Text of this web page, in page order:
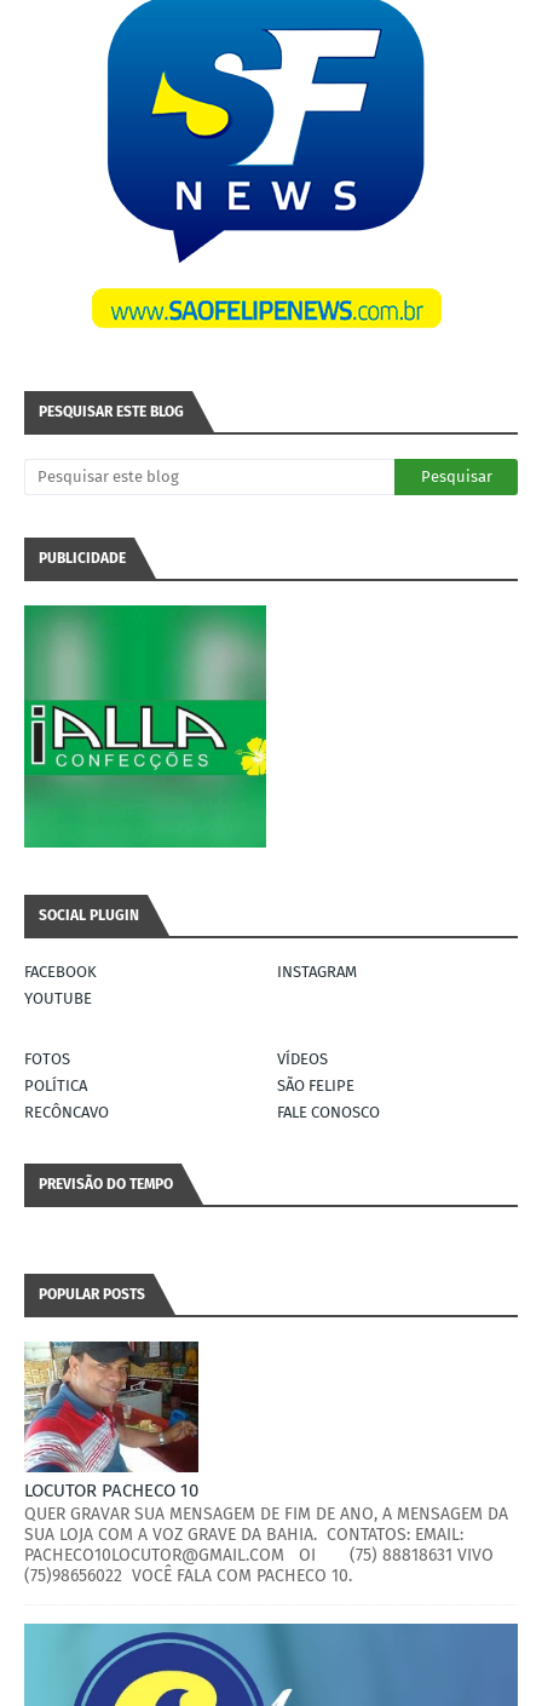
PESQUISAR ESTE BLOG
PUBLICIDADE
SOCIAL PLUGIN
FACEBOOK
INSTAGRAM
YOUTUBE
FOTOS
VÍDEOS
POLÍTICA
SÃO FELIPE
RECÔNCAVO
FALE CONOSCO
PREVISÃO DO TEMPO
POPULAR POSTS
LOCUTOR PACHECO 10
QUER GRAVAR SUA MENSAGEM DE FIM DE ANO, A MENSAGEM DA
SUA LOJA COM A VOZ GRAVE DA BAHIA. CONTATOS: EMAIL:
PACHECO10LOCUTOR@GMAIL.COM OI (75) 88818631 VIVO
(75)98656022 VOCÊ FALA COM PACHECO 10.